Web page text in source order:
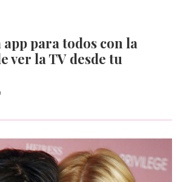
para todos con la
ver la TV desde tu